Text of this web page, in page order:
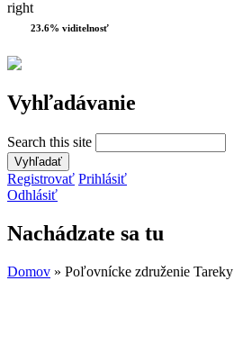
23.6% viditelnosť
Vyhľadávanie
Search this site
Registrovať Prihlásiť
Odhlásiť
Nachádzate sa tu
Domov » Poľovnícke združenie Tareky